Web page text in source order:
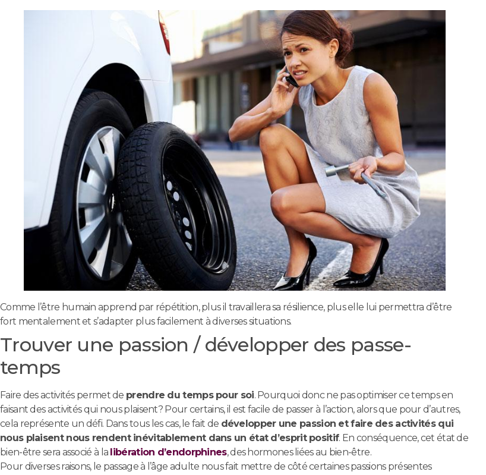
Comme l’être humain apprend par répétition, plus il travaillera sa résilience, plus elle lui permettra d’être
fort mentalement et s’adapter plus facilement à diverses situations.
Trouver une passion / développer des passe-
temps
Faire des activités permet de prendre du temps pour soi. Pourquoi donc ne pas optimiser ce temps en
faisant des activités qui nous plaisent? Pour certains, il est facile de passer à l’action, alors que pour d’autres,
cela représente un défi. Dans tous les cas, le fait de développer une passion et faire des activités qui
nous plaisent nous rendent inévitablement dans un état d’esprit positif. En conséquence, cet état de
bien-être sera associé à la libération d’endorphines, des hormones liées au bien-être.
Pour diverses raisons, le passage à l’âge adulte nous fait mettre de côté certaines passions présentes